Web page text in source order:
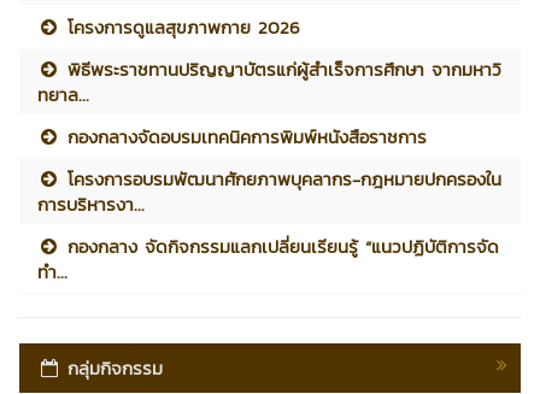
โครงการดูแลสุขภาพกาย 2026
พิธีพระราชทานปริญญาบัตรแก่ผู้สำเร็จการศึกษา จากมหาวิ
ทยาล...
กองกลางจัดอบรมเทคนิคการพิมพ์หนังสือราชการ
โครงการอบรมพัฒนาศักยภาพบุคลากร-กฎหมายปกครองใน
การบริหารงา...
กองกลาง จัดกิจกรรมแลกเปลี่ยนเรียนรู้ “แนวปฏิบัติการจัด
ทำ...
กลุ่มกิจกรรม